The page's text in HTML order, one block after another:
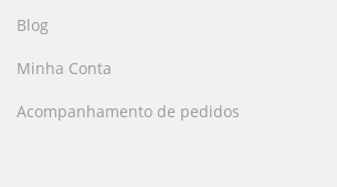
Blog
Minha Conta
Acompanhamento de pedidos